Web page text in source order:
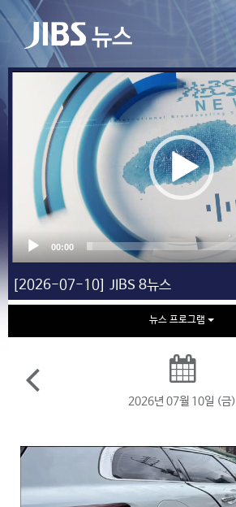
[2026-07-10] JIBS 8뉴스
뉴스 프로그램
2026년 07월 10일 (금)